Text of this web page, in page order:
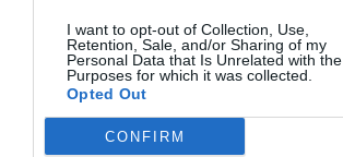
I want to opt-out of Collection, Use,
Retention, Sale, and/or Sharing of my
Personal Data that Is Unrelated with the
Purposes for which it was collected.
Opted Out
CONFIRM